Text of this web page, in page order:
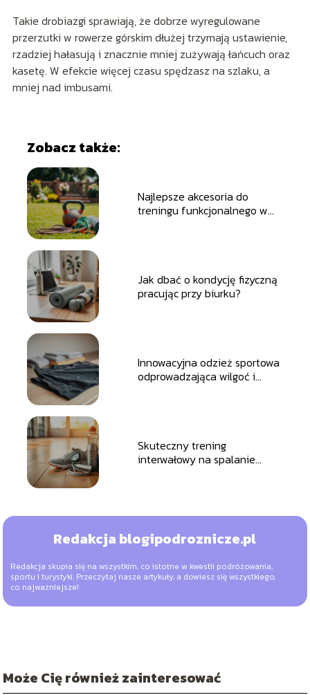
Takie drobiazgi sprawiają, że dobrze wyregulowane
przerzutki w rowerze górskim dłużej trzymają ustawienie,
rzadziej hałasują i znacznie mniej zużywają łańcuch oraz
kasetę. W efekcie więcej czasu spędzasz na szlaku, a
mniej nad imbusami.
Zobacz także:
Najlepsze akcesoria do
treningu funkcjonalnego w
Jak dbać o kondycję fizyczną
pracując przy biurku?
Innowacyjna odzież sportowa
odprowadzająca wilgoć i
Skuteczny trening
interwałowy na spalanie
Redakcja blogipodroznicze.pl
Redakcja skupia się na wszystkim, co istotne w kwestii podróżowania,
sportu i turystyki. Przeczytaj nasze artykuły, a dowiesz się wszystkiego,
co najważniejsze!
Może Cię również zainteresować